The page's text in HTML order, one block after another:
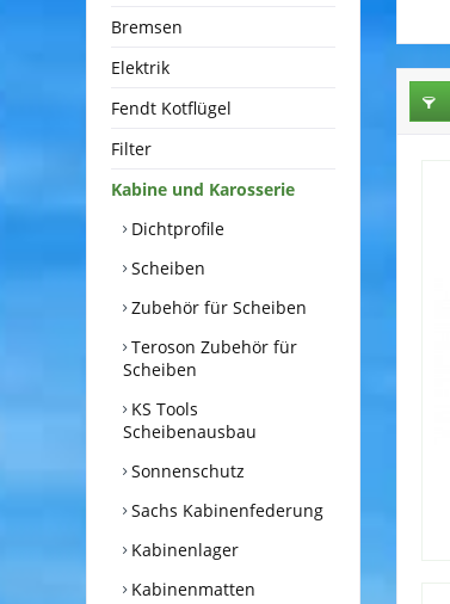
Bremsen
Elektrik
Fendt Kotflügel
Filter
Kabine und Karosserie
Dichtprofile
Scheiben
Zubehör für Scheiben
Teroson Zubehör für
Scheiben
KS Tools
Scheibenausbau
Sonnenschutz
Sachs Kabinenfederung
Kabinenlager
Kabinenmatten